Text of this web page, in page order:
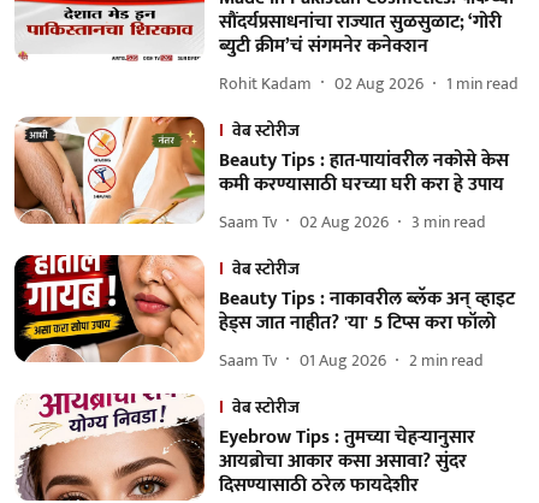
सौंदर्यप्रसाधनांचा राज्यात सुळसुळाट; ‘गोरी
ब्युटी क्रीम’चं संगमनेर कनेक्शन
Rohit Kadam 02 Aug 2026 1 min read
वेब स्टोरीज
Beauty Tips : हात-पायांवरील नकोसे केस
कमी करण्यासाठी घरच्या घरी करा हे उपाय
Saam Tv 02 Aug 2026 3 min read
वेब स्टोरीज
Beauty Tips : नाकावरील ब्लॅक अन् व्हाइट
हेड्स जात नाहीत? 'या' 5 टिप्स करा फॉलो
Saam Tv 01 Aug 2026 2min read
वेब स्टोरीज
Eyebrow Tips : तुमच्या चेहऱ्यानुसार
आयब्रोचा आकार कसा असावा? सुंदर
दिसण्यासाठी ठरेल फायदेशीर